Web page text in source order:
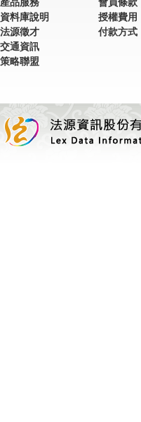
產品服務
資料庫說明
法源徵才
交通資訊
策略聯盟
會員條款
授權費用
付款方式